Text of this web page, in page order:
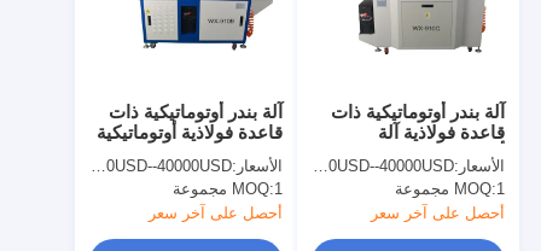
آلة بندر أوتوماتيكية ذات
قاعدة فولاذية أوتوماتيكية
بالكامل لصانع Diecut
الأسعار:12800USD--40000USD
MOQ:1 مجموعة
أحصل على آخر سعر
آلة بندر أوتوماتيكية ذات
قاعدة فولاذية آلة
أوتوماتيكية بالكامل لصانع
Diecut
الأسعار:12800USD--40000USD
MOQ:1 مجموعة
أحصل على آخر سعر